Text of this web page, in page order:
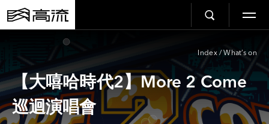
Index / What’s on
【大嘻哈時代2】More 2 Come
巡迴演唱會